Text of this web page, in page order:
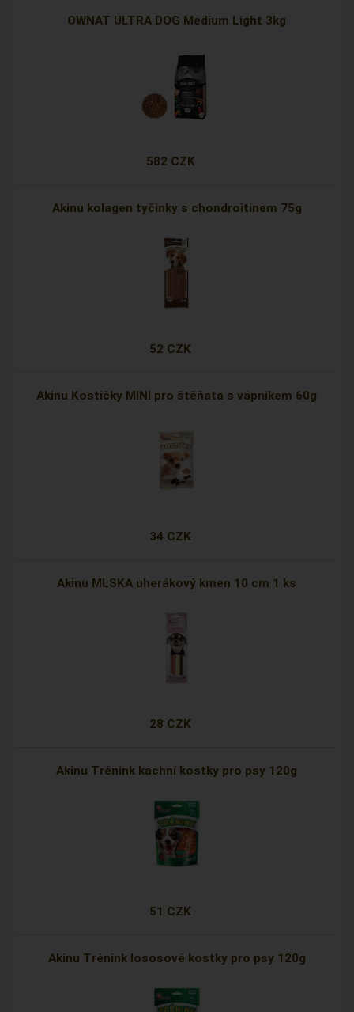
OWNAT ULTRA DOG Medium Light 3kg
582 CZK
Akinu kolagen tyčinky s chondroitinem 75g
52 CZK
Akinu Kostičky MINI pro štěňata s vápníkem 60g
34 CZK
Akinu MLSKA uherákový kmen 10 cm 1 ks
28 CZK
Akinu Trénink kachní kostky pro psy 120g
51 CZK
Akinu Trénink lososové kostky pro psy 120g